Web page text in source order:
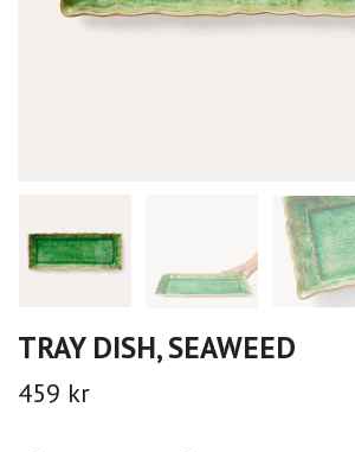
TRAY DISH, SEAWEED
459 kr